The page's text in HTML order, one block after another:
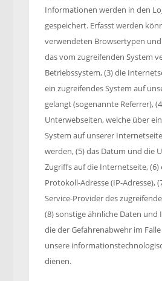
Informationen werden in den
gespeichert. Erfasst werden
verwendeten Browsertypen und
das vom zugreifenden System
Betriebssystem, (3) die
ein zugreifendes System auf
gelangt (sogenannte Referrer),
Unterwebseiten, welche über
System auf unserer
werden, (5) das Datum und die
Zugriffs auf die Internetseite,
Protokoll-Adresse (IP-Adresse),
Service-Provider des
(8) sonstige ähnliche Daten
die der Gefahrenabwehr im
unsere
dienen.